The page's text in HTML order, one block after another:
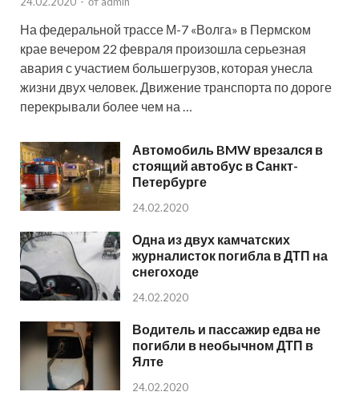
На федеральной трассе М-7 «Волга» в Пермском
крае вечером 22 февраля произошла серьезная
авария с участием большегрузов, которая унесла
жизни двух человек. Движение транспорта по дороге
перекрывали более чем на …
Автомобиль BMW врезался в
стоящий автобус в Санкт-
Петербурге
24.02.2020
Одна из двух камчатских
журналисток погибла в ДТП на
снегоходе
24.02.2020
Водитель и пассажир едва не
погибли в необычном ДТП в
Ялте
24.02.2020